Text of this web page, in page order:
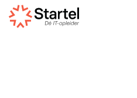
nemen in een online
internetverbinding nodig.